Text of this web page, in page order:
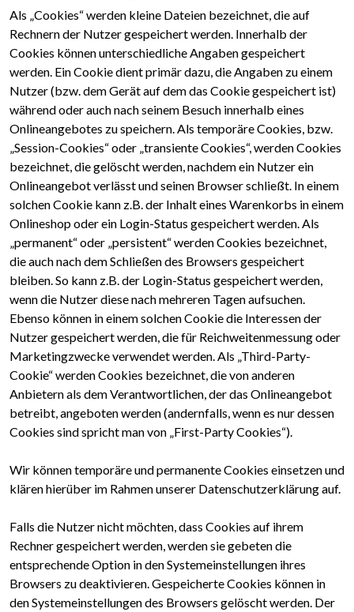
Als „Cookies“ werden kleine Dateien bezeichnet, die auf
Rechnern der Nutzer gespeichert werden. Innerhalb der
Cookies können unterschiedliche Angaben gespeichert
werden. Ein Cookie dient primär dazu, die Angaben zu einem
Nutzer (bzw. dem Gerät auf dem das Cookie gespeichert ist)
während oder auch nach seinem Besuch innerhalb eines
Onlineangebotes zu speichern. Als temporäre Cookies, bzw.
„Session-Cookies“ oder „transiente Cookies“, werden Cookies
bezeichnet, die gelöscht werden, nachdem ein Nutzer ein
Onlineangebot verlässt und seinen Browser schließt. In einem
solchen Cookie kann z.B. der Inhalt eines Warenkorbs in einem
Onlineshop oder ein Login-Status gespeichert werden. Als
„permanent“ oder „persistent“ werden Cookies bezeichnet,
die auch nach dem Schließen des Browsers gespeichert
bleiben. So kann z.B. der Login-Status gespeichert werden,
wenn die Nutzer diese nach mehreren Tagen aufsuchen.
Ebenso können in einem solchen Cookie die Interessen der
Nutzer gespeichert werden, die für Reichweitenmessung oder
Marketingzwecke verwendet werden. Als „Third-Party-
Cookie“ werden Cookies bezeichnet, die von anderen
Anbietern als dem Verantwortlichen, der das Onlineangebot
betreibt, angeboten werden (andernfalls, wenn es nur dessen
Cookies sind spricht man von „First-Party Cookies“).
Wir können temporäre und permanente Cookies einsetzen und
klären hierüber im Rahmen unserer Datenschutzerklärung auf.
Falls die Nutzer nicht möchten, dass Cookies auf ihrem
Rechner gespeichert werden, werden sie gebeten die
entsprechende Option in den Systemeinstellungen ihres
Browsers zu deaktivieren. Gespeicherte Cookies können in
den Systemeinstellungen des Browsers gelöscht werden. Der